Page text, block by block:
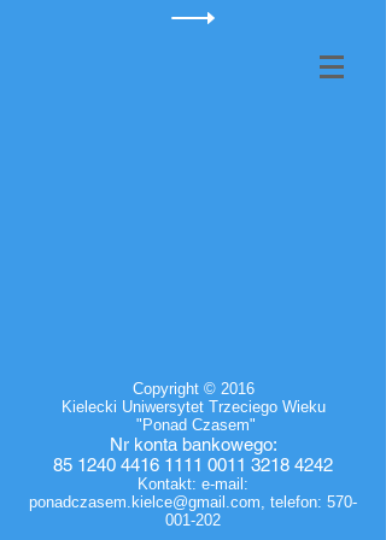
Copyright © 2016
Kielecki Uniwersytet Trzeciego Wieku
"Ponad Czasem"
Nr konta bankowego:
85 1240 4416 1111 0011 3218 4242
Kontakt: e-mail:
ponadczasem.kielce@gmail.com, telefon: 570-
001-202